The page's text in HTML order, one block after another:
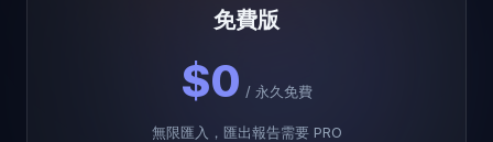
免費版
$0 / 永久免費
無限匯入，匯出報告需要 PRO